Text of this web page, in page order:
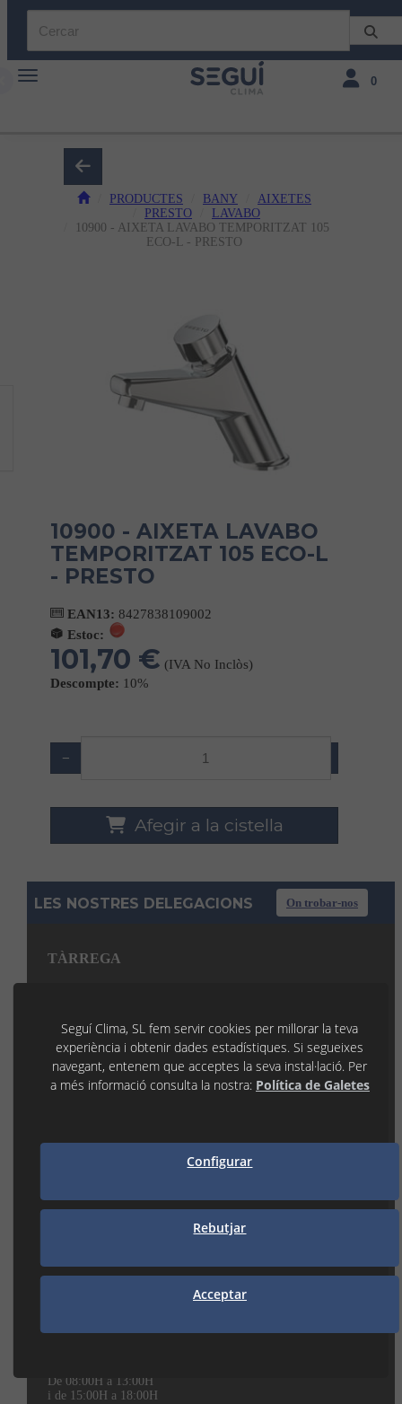
Toggle navigation Toggle
0
PRODUCTES BANY
AIXETES
PRESTO
LAVABO
10900 - AIXETA LAVABO TEMPORITZAT 105
ECO-L - PRESTO
10900 - AIXETA LAVABO
TEMPORITZAT 105 ECO-L
- PRESTO
EAN13: 8427838109002
Estoc:
101,70 € (IVA No Inclòs)
Descompte: 10%
−
Afegir a la cistella
LES NOSTRES DELEGACIONS On trobar-nos
TÀRREGA
tarrega@seguiclima.com
De 07:30H a 19:00H
LLEIDA
manresa@seguiclima.com
De 08:00H a 13:00H
i de 15:00H a 18:00H
Seguí Clima, SL fem servir cookies per millorar la teva
experiència i obtenir dades estadístiques. Si segueixes
navegant, entenem que acceptes la seva instal·lació. Per
a més informació consulta la nostra: Política de Galetes
Configurar
Rebutjar
Acceptar